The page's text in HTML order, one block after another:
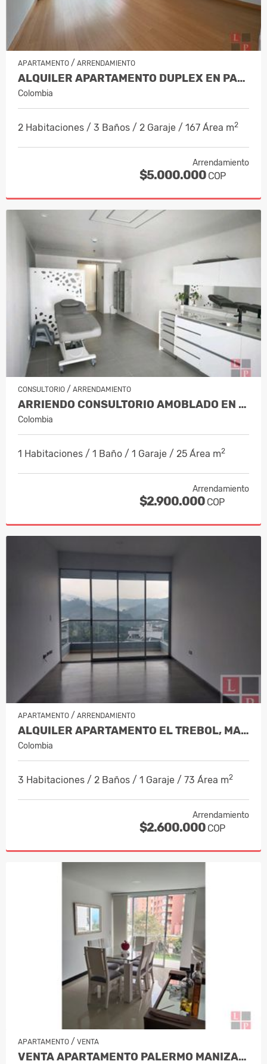
APARTAMENTO / ARRENDAMIENTO
ALQUILER APARTAMENTO DUPLEX EN PALER…
Colombia
2 Habitaciones / 3 Baños / 2 Garaje / 167 Área m2
Arrendamiento
$5.000.000 COP
CONSULTORIO / ARRENDAMIENTO
ARRIENDO CONSULTORIO AMOBLADO EN EL…
Colombia
1 Habitaciones / 1 Baño / 1 Garaje / 25 Área m2
Arrendamiento
$2.900.000 COP
APARTAMENTO / ARRENDAMIENTO
ALQUILER APARTAMENTO EL TREBOL, MANI…
Colombia
3 Habitaciones / 2 Baños / 1 Garaje / 73 Área m2
Arrendamiento
$2.600.000 COP
APARTAMENTO / VENTA
VENTA APARTAMENTO PALERMO MANIZALES,…